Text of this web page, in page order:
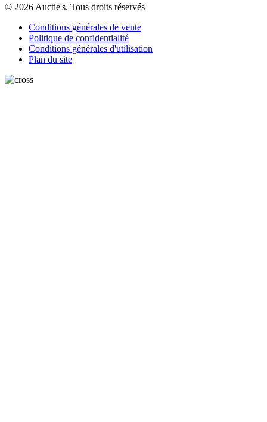
© 2026 Auctie's. Tous droits réservés
Conditions générales de vente
Politique de confidentialité
Conditions générales d'utilisation
Plan du site